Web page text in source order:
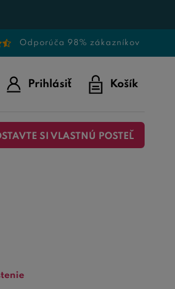
Odporúča 98% zákazníkov
Prihlásiť Košík
SI VLASTNÚ POSTEĽ